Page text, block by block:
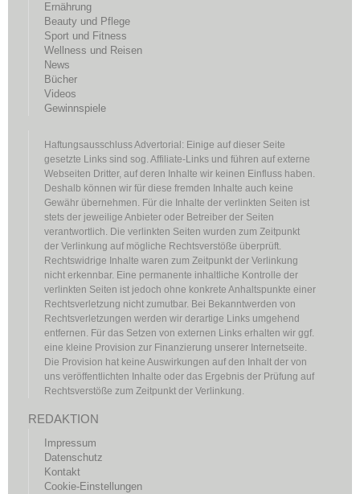
Ernährung
Beauty und Pflege
Sport und Fitness
Wellness und Reisen
News
Bücher
Videos
Gewinnspiele
Haftungsausschluss Advertorial: Einige auf dieser Seite
gesetzte Links sind sog. Affiliate-Links und führen auf externe
Webseiten Dritter, auf deren Inhalte wir keinen Einfluss haben.
Deshalb können wir für diese fremden Inhalte auch keine
Gewähr übernehmen. Für die Inhalte der verlinkten Seiten ist
stets der jeweilige Anbieter oder Betreiber der Seiten
verantwortlich. Die verlinkten Seiten wurden zum Zeitpunkt
der Verlinkung auf mögliche Rechtsverstöße überprüft.
Rechtswidrige Inhalte waren zum Zeitpunkt der Verlinkung
nicht erkennbar. Eine permanente inhaltliche Kontrolle der
verlinkten Seiten ist jedoch ohne konkrete Anhaltspunkte einer
Rechtsverletzung nicht zumutbar. Bei Bekanntwerden von
Rechtsverletzungen werden wir derartige Links umgehend
entfernen. Für das Setzen von externen Links erhalten wir ggf.
eine kleine Provision zur Finanzierung unserer Internetseite.
Die Provision hat keine Auswirkungen auf den Inhalt der von
uns veröffentlichten Inhalte oder das Ergebnis der Prüfung auf
Rechtsverstöße zum Zeitpunkt der Verlinkung.
REDAKTION
Impressum
Datenschutz
Kontakt
Cookie-Einstellungen